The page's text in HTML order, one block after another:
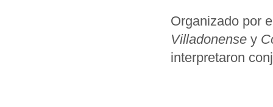
Organizado por
Villadonense y
interpretaron